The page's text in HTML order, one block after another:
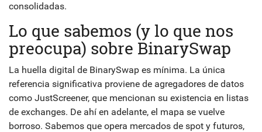
consolidadas.
Lo que sabemos (y lo que nos
preocupa) sobre BinarySwap
La huella digital de BinarySwap es mínima. La única
referencia significativa proviene de agregadores de datos
como JustScreener, que mencionan su existencia en listas
de exchanges. De ahí en adelante, el mapa se vuelve
borroso. Sabemos que opera mercados de spot y futuros,